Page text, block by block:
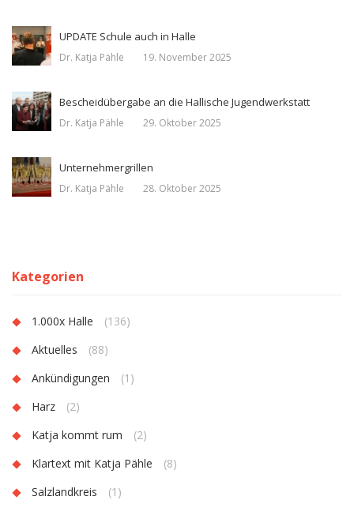
UPDATE Schule auch in Halle
Dr. Katja Pähle 19. November 2025
Bescheidübergabe an die Hallische Jugendwerkstatt
Dr. Katja Pähle 29. Oktober 2025
Unternehmergrillen
Dr. Katja Pähle 28. Oktober 2025
Kategorien
1.000x Halle
(136)
Aktuelles
(88)
Ankündigungen
(1)
Harz
(2)
Katja kommt rum
(2)
Klartext mit Katja Pähle
(8)
Salzlandkreis
(1)